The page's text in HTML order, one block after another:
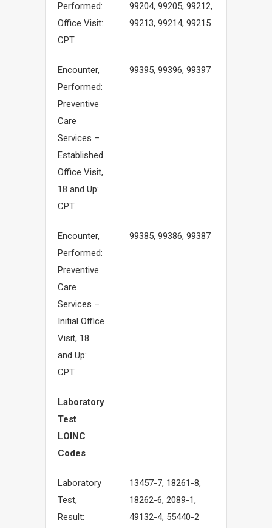
Performed:
Office Visit:
CPT
99204, 99205, 99212,
99213, 99214, 99215
Encounter,
Performed:
Preventive
Care
Services –
Established
Office Visit,
18 and Up:
CPT
99395, 99396, 99397
Encounter,
Performed:
Preventive
Care
Services –
Initial Office
Visit, 18
and Up:
CPT
99385, 99386, 99387
Laboratory
Test
LOINC
Codes
Laboratory
Test,
Result:
13457-7, 18261-8,
18262-6, 2089-1,
49132-4, 55440-2